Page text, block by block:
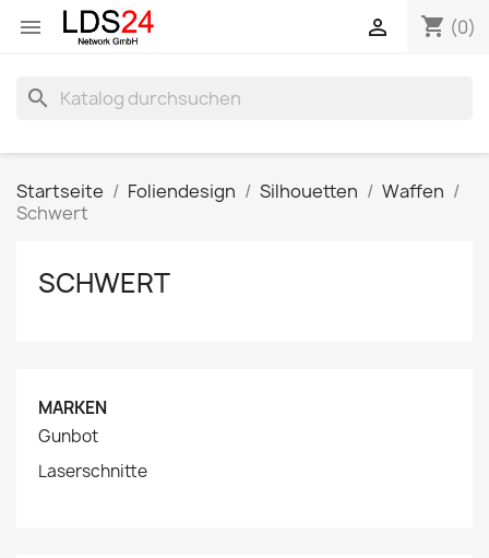
 shopping_cart (0)

search
Startseite Foliendesign Silhouetten
Waffen
Schwert
SCHWERT
MARKEN
Gunbot
Laserschnitte